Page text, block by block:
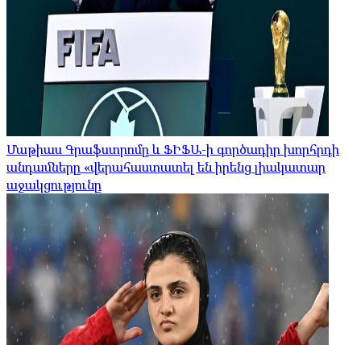
Մաթիաս Գրաֆստրոմը և ՖԻՖԱ-ի գործադիր խորհրդի
անդամները «վերահաստատել են իրենց լիակատար
աջակցությունը